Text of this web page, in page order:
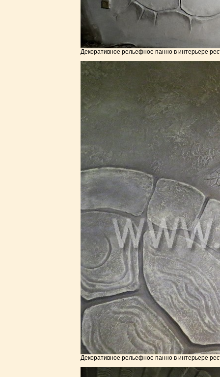
Декоративное рельефное панно в интерьере
Декоративное рельефное панно в интерьере